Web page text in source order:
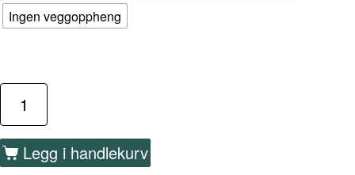
Ingen veggoppheng
Legg i handlekurv